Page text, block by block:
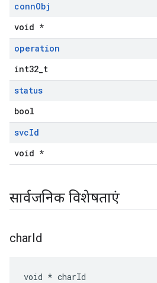
connObj
void *
operation
int32_t
status
bool
svcId
void *
सार्वजनिक विशेषताएं
charId
void * charId